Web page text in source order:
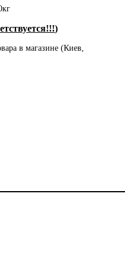
)
в магазине (Киев,